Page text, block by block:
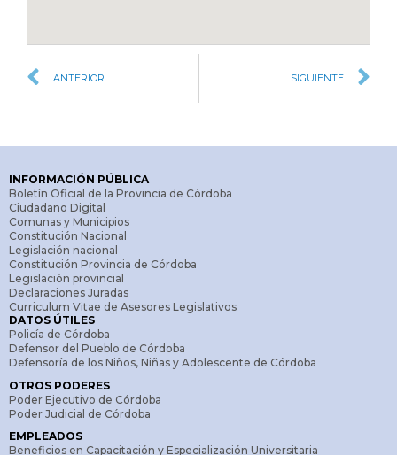
ANTERIOR SIGUIENTE
INFORMACIÓN PÚBLICA
Boletín Oficial de la Provincia de Córdoba
Ciudadano Digital
Comunas y Municipios
Constitución Nacional
Legislación nacional
Constitución Provincia de Córdoba
Legislación provincial
Declaraciones Juradas
Curriculum Vitae de Asesores Legislativos
DATOS ÚTILES
Policía de Córdoba
Defensor del Pueblo de Córdoba
Defensoría de los Niños, Niñas y Adolescente de Córdoba
OTROS PODERES
Poder Ejecutivo de Córdoba
Poder Judicial de Córdoba
EMPLEADOS
Beneficios en Capacitación y Especialización Universitaria